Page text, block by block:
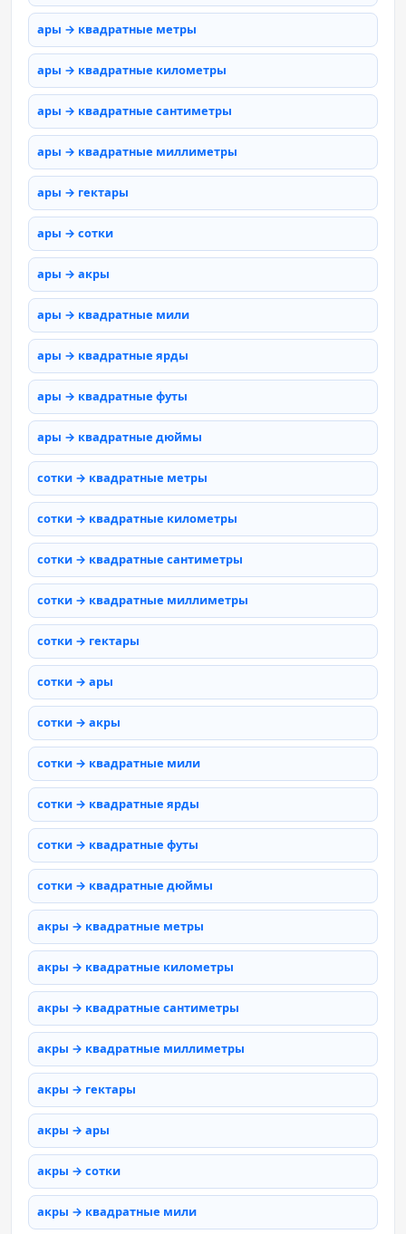
ары → квадратные метры
ары → квадратные километры
ары → квадратные сантиметры
ары → квадратные миллиметры
ары → гектары
ары → сотки
ары → акры
ары → квадратные мили
ары → квадратные ярды
ары → квадратные футы
ары → квадратные дюймы
сотки → квадратные метры
сотки → квадратные километры
сотки → квадратные сантиметры
сотки → квадратные миллиметры
сотки → гектары
сотки → ары
сотки → акры
сотки → квадратные мили
сотки → квадратные ярды
сотки → квадратные футы
сотки → квадратные дюймы
акры → квадратные метры
акры → квадратные километры
акры → квадратные сантиметры
акры → квадратные миллиметры
акры → гектары
акры → ары
акры → сотки
акры → квадратные мили